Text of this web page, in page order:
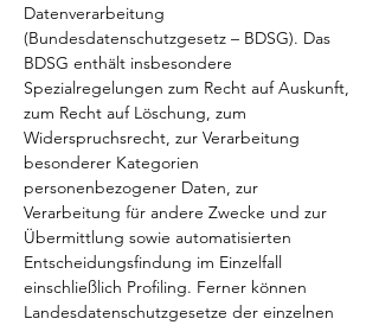
Datenverarbeitung
(Bundesdatenschutzgesetz – BDSG). Das
BDSG enthält insbesondere
Spezialregelungen zum Recht auf Auskunft,
zum Recht auf Löschung, zum
Widerspruchsrecht, zur Verarbeitung
besonderer Kategorien
personenbezogener Daten, zur
Verarbeitung für andere Zwecke und zur
Übermittlung sowie automatisierten
Entscheidungsfindung im Einzelfall
einschließlich Profiling. Ferner können
Landesdatenschutzgesetze der einzelnen